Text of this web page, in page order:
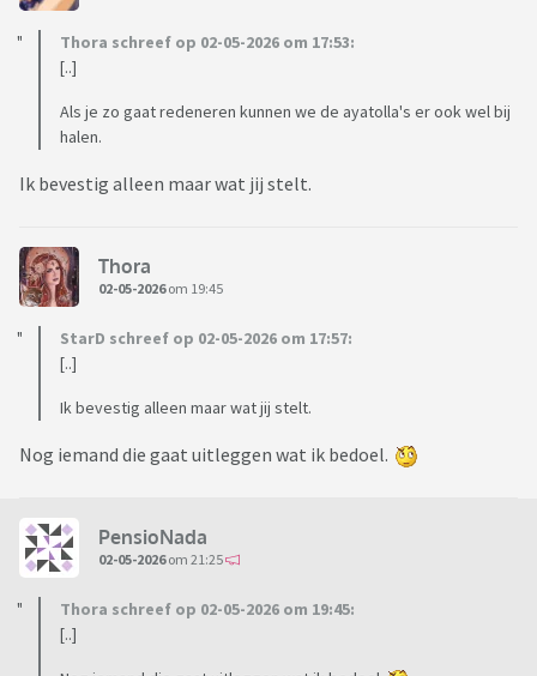
Thora schreef op 02-05-2026 om 17:53:
[..]
Als je zo gaat redeneren kunnen we de ayatolla's er ook wel bij
halen.
Ik bevestig alleen maar wat jij stelt.
Thora
02-05-2026om 19:45
StarD schreef op 02-05-2026 om 17:57:
[..]
Ik bevestig alleen maar wat jij stelt.
Nog iemand die gaat uitleggen wat ik bedoel.
PensioNada
02-05-2026om 21:25
Thora schreef op 02-05-2026 om 19:45:
[..]